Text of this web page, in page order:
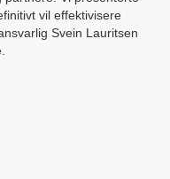
vil effektivisere
Svein Lauritsen